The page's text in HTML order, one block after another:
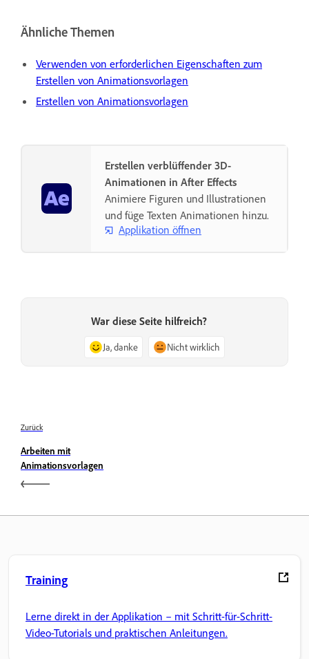
Ähnliche Themen
Verwenden von erforderlichen Eigenschaften zum
Erstellen von Animationsvorlagen
Erstellen von Animationsvorlagen
Erstellen verblüffender 3D-
Animationen in After Effects
Animiere Figuren und Illustrationen
und füge Texten Animationen hinzu.
Applikation öffnen
War diese Seite hilfreich?
Ja, danke Nicht wirklich
Zurück
Arbeiten mit
Animationsvorlagen
Training
Lerne direkt in der Applikation – mit Schritt-für-Schritt-
Video-Tutorials und praktischen Anleitungen.